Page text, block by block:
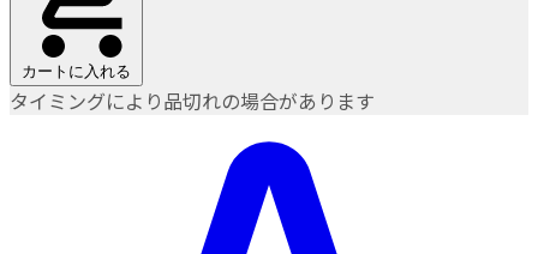
カートに入れる
タイミングにより品切れの場合があります